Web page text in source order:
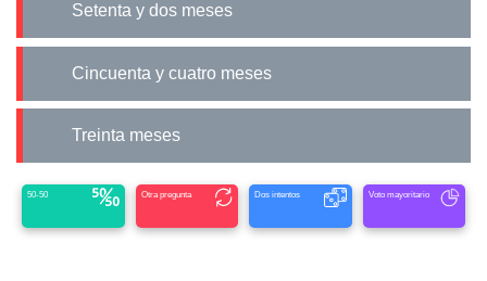
setenta y dos meses
cincuenta y cuatro meses
treinta meses
50-50 Otra pregunta Dos intentos Voto mayoritario